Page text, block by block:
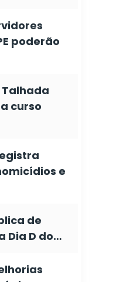
poderão
Talhada
curso
e
de
Dia D do…